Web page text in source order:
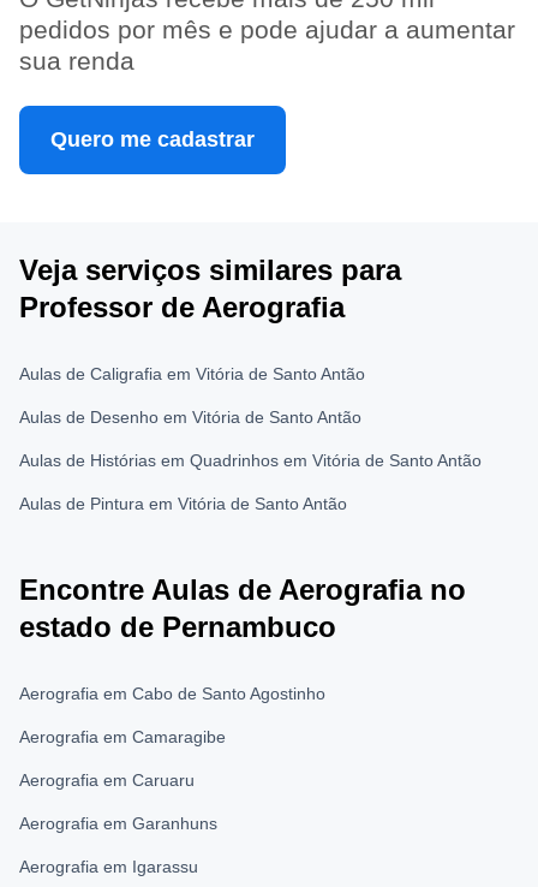
pedidos por mês e pode ajudar a aumentar
sua renda
Quero me cadastrar
Veja serviços similares para
Professor de Aerografia
Aulas de Caligrafia em Vitória de Santo Antão
Aulas de Desenho em Vitória de Santo Antão
Aulas de Histórias em Quadrinhos em Vitória de Santo Antão
Aulas de Pintura em Vitória de Santo Antão
Encontre Aulas de Aerografia no
estado de Pernambuco
Aerografia em Cabo de Santo Agostinho
Aerografia em Camaragibe
Aerografia em Caruaru
Aerografia em Garanhuns
Aerografia em Igarassu